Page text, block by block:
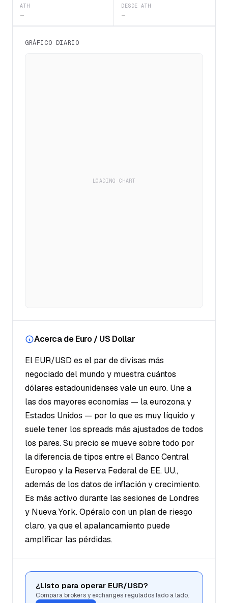
ATH
—
DESDE ATH
—
GRÁFICO DIARIO
LOADING CHART
Acerca de Euro / US Dollar
El EUR/USD es el par de divisas más
negociado del mundo y muestra cuántos
dólares estadounidenses vale un euro. Une a
las dos mayores economías — la eurozona y
Estados Unidos — por lo que es muy líquido y
suele tener los spreads más ajustados de todos
los pares. Su precio se mueve sobre todo por
la diferencia de tipos entre el Banco Central
Europeo y la Reserva Federal de EE. UU.,
además de los datos de inflación y crecimiento.
Es más activo durante las sesiones de Londres
y Nueva York. Opéralo con un plan de riesgo
claro, ya que el apalancamiento puede
amplificar las pérdidas.
¿Listo para operar EUR/USD?
Compara brokers y exchanges regulados lado a lado.